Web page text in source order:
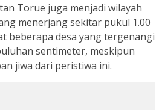
Torue juga menjadi wilayah
menerjang sekitar pukul 1.00
beberapa desa yang tergenangi
sentimeter, meskipun
jiwa dari peristiwa ini.